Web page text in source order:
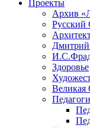
Проекты
Архив
Русский
Здоровье
Великая